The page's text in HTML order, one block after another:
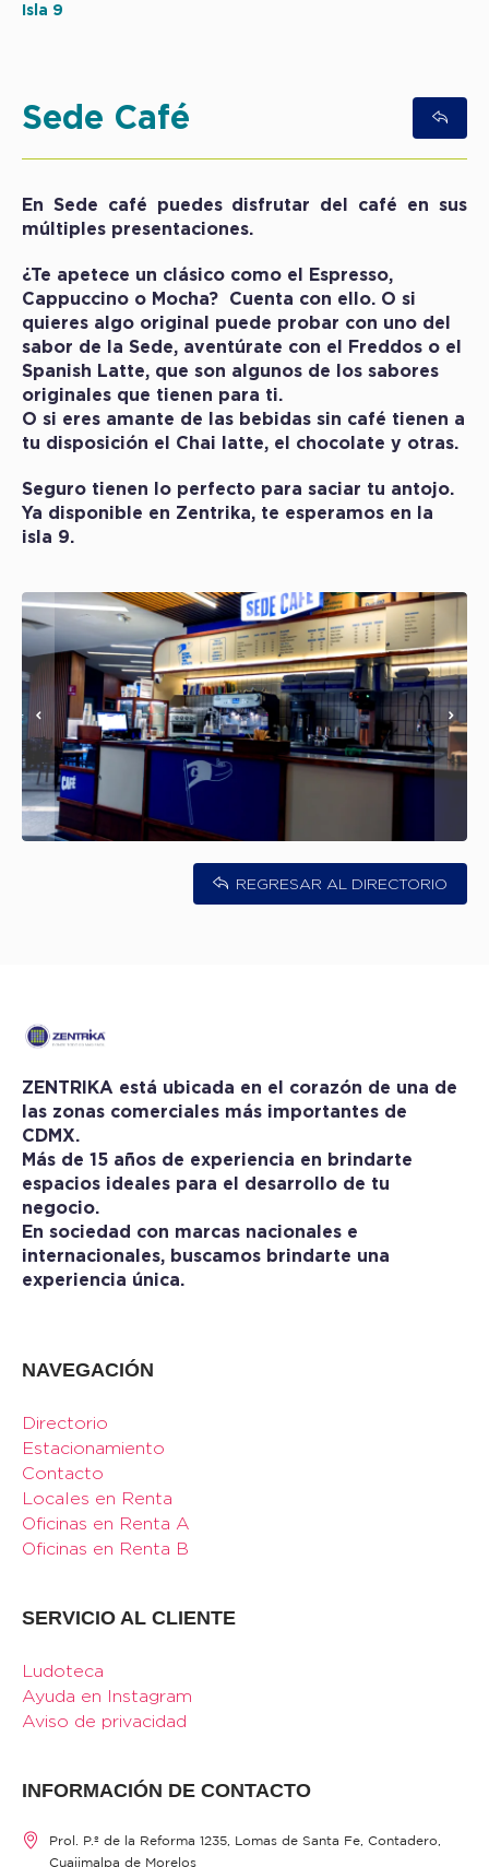
Isla 9
Sede Café
En Sede café puedes disfrutar del café en sus
múltiples presentaciones.
¿Te apetece un clásico como el Espresso,
Cappuccino o Mocha? Cuenta con ello. O si
quieres algo original puede probar con uno del
sabor de la Sede, aventúrate con el Freddos o el
Spanish Latte, que son algunos de los sabores
originales que tienen para ti.
O si eres amante de las bebidas sin café tienen a
tu disposición el Chai latte, el chocolate y otras.
Seguro tienen lo perfecto para saciar tu antojo.
Ya disponible en Zentrika, te esperamos en la
isla 9.
REGRESAR AL DIRECTORIO
ZENTRIKA está ubicada en el corazón de una de
las zonas comerciales más importantes de
CDMX.
Más de 15 años de experiencia en brindarte
espacios ideales para el desarrollo de tu
negocio.
En sociedad con marcas nacionales e
internacionales, buscamos brindarte una
experiencia única.
NAVEGACIÓN
Directorio
Estacionamiento
Contacto
Locales en Renta
Oficinas en Renta A
Oficinas en Renta B
SERVICIO AL CLIENTE
Ludoteca
Ayuda en Instagram
Aviso de privacidad
INFORMACIÓN DE CONTACTO
Prol. P.º de la Reforma 1235, Lomas de Santa Fe, Contadero,
Cuajimalpa de Morelos